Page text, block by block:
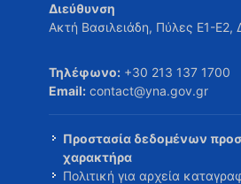
Διεύθυνση
Ακτή Βασιλειάδη, Πύλες Ε1-
Τηλέφωνο: +30 213 137 1700
Email: contact@yna.gov.gr
Προστασία δεδομένων
χαρακτήρα
Πολιτική για αρχεία